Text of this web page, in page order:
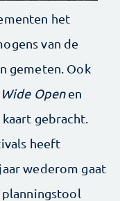
het
van de
gemeten. Ook
Openen
gebracht.
heeft
wederom gaat